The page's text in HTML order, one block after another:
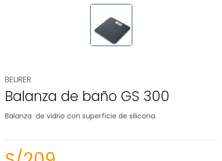
BEURER
Balanza de baño GS 300
Balanza de vidrio con superficie de silicona.